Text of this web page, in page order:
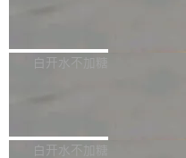
员工参与设立的专项资产管理
获配9...
一个回归问题，该问题导致拉
题，该问题可能导致在旧版
e 孵化器项目管理委员会（
P）！这一里程碑不仅标志着
白开水不加糖
长期停止内容更新，未能实现
白开水不加糖